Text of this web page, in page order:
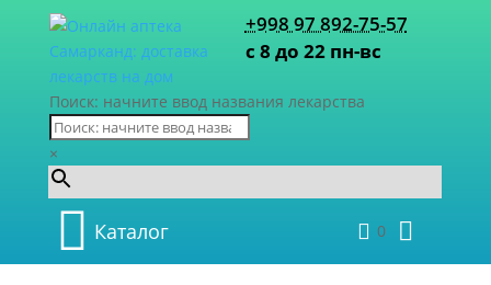
+998 97 892-75-57
с 8 до 22 пн-вс
Поиск: начните ввод названия лекарства
×
Каталог 0